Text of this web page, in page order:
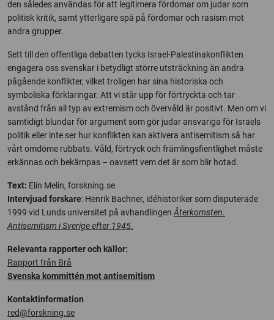
den således användas för att legitimera fördomar om judar som
politisk kritik, samt ytterligare spä på fördomar och rasism mot
andra grupper.
Sett till den offentliga debatten tycks Israel-Palestinakonflikten
engagera oss svenskar i betydligt större utsträckning än andra
pågående konflikter, vilket troligen har sina historiska och
symboliska förklaringar. Att vi står upp för förtryckta och tar
avstånd från all typ av extremism och övervåld är positivt. Men om vi
samtidigt blundar för argument som gör judar ansvariga för Israels
politik eller inte ser hur konflikten kan aktivera antisemitism så har
vårt omdöme rubbats. Våld, förtryck och främlingsfientlighet måste
erkännas och bekämpas – oavsett vem det är som blir hotad.
Text: Elin Melin, forskning.se
Intervjuad forskare: Henrik Bachner, idéhistoriker som disputerade
1999 vid Lunds universitet på avhandlingen Återkomsten.
Antisemitism i Sverige efter 1945.
Relevanta rapporter och källor:
Rapport från Brå
Svenska kommittén mot antisemitism
Kontaktinformation
red@forskning.se